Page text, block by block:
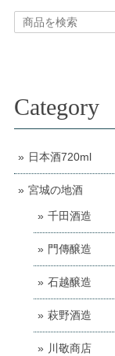
Category
日本酒720ml
宮城の地酒
千田酒造
門傳醸造
石越醸造
萩野酒造
川敬商店